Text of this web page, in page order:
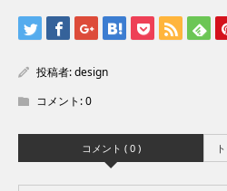
投稿者:design
コメント:0
コメント ( 0 )